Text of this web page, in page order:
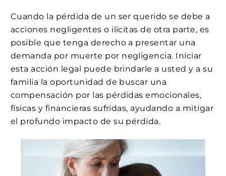
Cuando la pérdida de un ser querido se debe a
acciones negligentes o ilícitas de otra parte, es
posible que tenga derecho a presentar una
demanda por muerte por negligencia. Iniciar
esta acción legal puede brindarle a usted y a su
familia la oportunidad de buscar una
compensación por las pérdidas emocionales,
físicas y financieras sufridas, ayudando a mitigar
el profundo impacto de su pérdida.